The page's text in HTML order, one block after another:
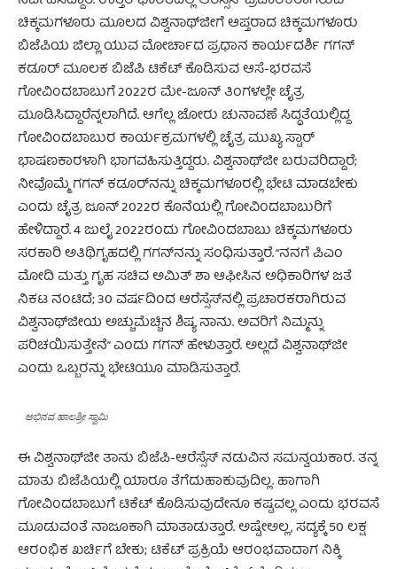
ಚಿಕ್ಕಮಗಳೂರು ಮೂಲದ ವಿಶ್ವನಾಥ್‌ಜೀಗೆ ಆಪ್ತರಾದ ಚಿಕ್ಕಮಗಳೂರು
ಬಿಜೆಪಿಯ ಜಿಲ್ಲಾ ಯುವ ಮೋರ್ಚಾದ ಪ್ರಧಾನ ಕಾರ್ಯದರ್ಶಿ ಗಗನ್
ಕಡೂರ್ ಮೂಲಕ ಬಿಜೆಪಿ ಟಿಕೆಟ್ ಕೊಡಿಸುವ ಆಸೆ-ಭರವಸೆ
ಗೋವಿಂದಬಾಬುಗೆ 2022ರ ಮೇ-ಜೂನ್ ತಿಂಗಳಲ್ಲೇ ಚೈತ್ರ
ಮೂಡಿಸಿದ್ದಾರೆನ್ನಲಾಗಿದೆ. ಆಗೆಲ್ಲ ಜೋರು ಚುನಾವಣೆ ಸಿದ್ಧತೆಯಲ್ಲಿದ್ದ
ಗೋವಿಂದಬಾಬುರ ಕಾರ್ಯಕ್ರಮಗಳಲ್ಲಿ ಚೈತ್ರ ಮುಖ್ಯ ಸ್ಟಾರ್
ಭಾಷಣಕಾರಳಾಗಿ ಭಾಗವಹಿಸುತ್ತಿದ್ದರು. ವಿಶ್ವನಾಥ್‌ಜೀ ಬರುವರಿದ್ದಾರೆ;
ನೀವೊಮ್ಮೆ ಗಗನ್ ಕಡೂರ್‌ನನ್ನು ಚಿಕ್ಕಮಗಳೂರಲ್ಲಿ ಭೇಟಿ ಮಾಡಬೇಕು
ಎಂದು ಚೈತ್ರ ಜೂನ್ 2022ರ ಕೊನೆಯಲ್ಲಿ ಗೋವಿಂದಬಾಬುರಿಗೆ
ಹೇಳಿದ್ದಾರೆ. 4 ಜುಲೈ 2022ರಂದು ಗೋವಿಂದಬಾಬು ಚಿಕ್ಕಮಗಳೂರು
ಸರಕಾರಿ ಅತಿಥಿಗೃಹದಲ್ಲಿ ಗಗನ್‌ನನ್ನು ಸಂಧಿಸುತ್ತಾರೆ. “ನನಗೆ ಪಿಎಂ
ಮೋದಿ ಮತ್ತು ಗೃಹ ಸಚಿವ ಅಮಿತ್ ಶಾ ಆಫೀಸಿನ ಅಧಿಕಾರಿಗಳ ಜತೆ
ನಿಕಟ ನಂಟಿದೆ; 30 ವರ್ಷದಿಂದ ಆರೆಸ್ಸೆಸ್‌ನಲ್ಲಿ ಪ್ರಚಾರಕರಾಗಿರುವ
ವಿಶ್ವನಾಥ್‌ಜೀಯ ಅಚ್ಚುಮೆಚ್ಚಿನ ಶಿಷ್ಯ ನಾನು. ಅವರಿಗೆ ನಿಮ್ಮನ್ನು
ಪರಿಚಯಿಸುತ್ತೇನೆ” ಎಂದು ಗಗನ್ ಹೇಳುತ್ತಾರೆ. ಅಲ್ಲದೆ ವಿಶ್ವನಾಥ್‌ಜೀ
ಎಂದು ಒಬ್ಬರನ್ನು ಭೇಟಿಯೂ ಮಾಡಿಸುತ್ತಾರೆ.
ಅಭಿನವ ಹಾಲಶ್ರೀ ಸ್ವಾಮಿ
ಈ ವಿಶ್ವನಾಥ್‌ಜೀ ತಾನು ಬಿಜೆಪಿ-ಆರೆಸ್ಸೆಸ್ ನಡುವಿನ ಸಮನ್ವಯಕಾರ. ತನ್ನ
ಮಾತು ಬಿಜೆಪಿಯಲ್ಲಿ ಯಾರೂ ತೆಗೆದುಹಾಕುವುದಿಲ್ಲ. ಹಾಗಾಗಿ
ಗೋವಿಂದಬಾಬುಗೆ ಟಿಕೆಟ್ ಕೊಡಿಸುವುದೇನೂ ಕಷ್ಟವಲ್ಲ ಎಂದು ಭರವಸೆ
ಮೂಡುವಂತೆ ನಾಜೂಕಾಗಿ ಮಾತಾಡುತ್ತಾರೆ. ಅಷ್ಟೇಅಲ್ಲ, ಸದ್ಯಕ್ಕೆ 50 ಲಕ್ಷ
ಆರಂಭಿಕ ಖರ್ಚಿಗೆ ಬೇಕು; ಟಿಕೆಟ್ ಪ್ರಕ್ರಿಯೆ ಆರಂಭವಾದಾಗ ನಿಕ್ಕಿ